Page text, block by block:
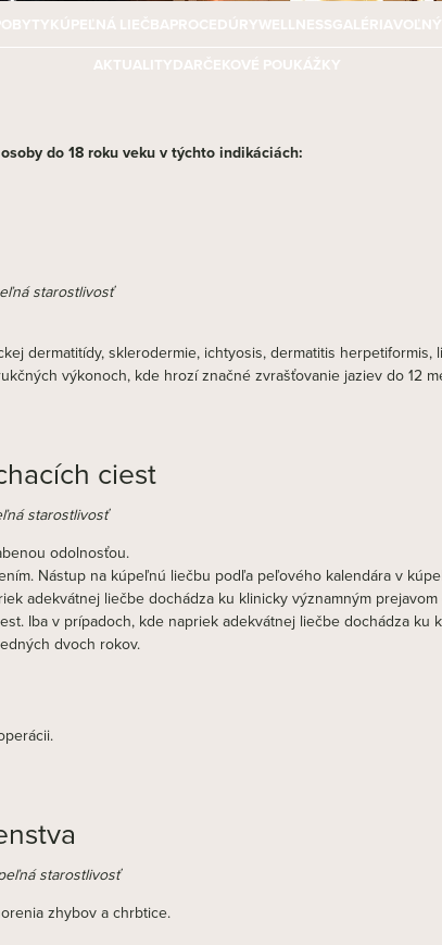
KÚPEĽNÁ LIEČBAPROCEDÚRYWELLNESSGALÉRIA
AKTUALITYDARČEKOVÉ POUKÁŽKY
do 18 roku veku v týchto indikáciách:
starostlivosť
dermatitídy, sklerodermie, ichtyosis, dermatitis
výkonoch, kde hrozí značné zvrašťovanie jaziev do 12
ciest
starostlivosť
odolnosťou.
Nástup na kúpeľnú liečbu podľa peľového kalendára v
adekvátnej liečbe dochádza ku klinicky významným
Iba v prípadoch, kde napriek adekvátnej liečbe dochádza ku
dvoch rokov.
starostlivosť
zhybov a chrbtice.